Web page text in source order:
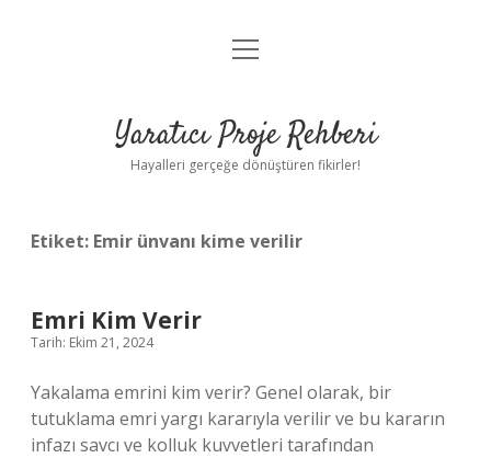
Anasayfa
Yasal Uyarı
menüyü
Yaratıcı Proje Rehberi
Hayalleri gerçeğe dönüştüren fikirler!
Etiket: Emir ünvanı kime verilir
Emri Kim Verir
Tarih: Ekim 21, 2024
Yakalama emrini kim verir? Genel olarak, bir
tutuklama emri yargı kararıyla verilir ve bu kararın
infazı savcı ve kolluk kuvvetleri tarafından